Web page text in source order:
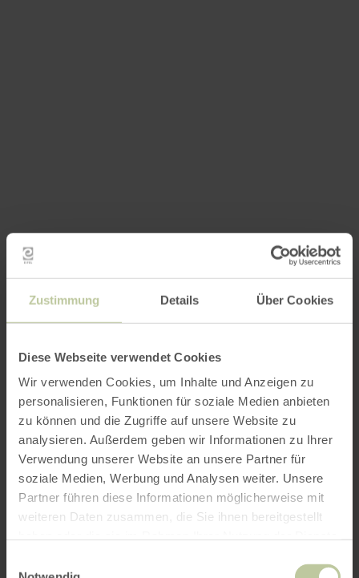
Zustimmung Details Über Cookies
Diese Webseite verwendet Cookies
Wir verwenden Cookies, um Inhalte und Anzeigen zu
personalisieren, Funktionen für soziale Medien anbieten
zu können und die Zugriffe auf unsere Website zu
analysieren. Außerdem geben wir Informationen zu Ihrer
Verwendung unserer Website an unsere Partner für
soziale Medien, Werbung und Analysen weiter. Unsere
Partner führen diese Informationen möglicherweise mit
weiteren Daten zusammen, die Sie ihnen bereitgestellt